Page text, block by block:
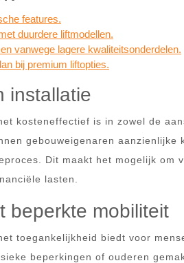
features.
duurdere liftmodellen.
vanwege lagere kwaliteitsonderdelen.
bij premium liftopties.
installatie
kosteneffectief is in zowel de
gebouweigenaren aanzienlijke
Dit maakt het mogelijk om
lasten.
beperkte mobiliteit
toegankelijkheid biedt voor
beperkingen of ouderen